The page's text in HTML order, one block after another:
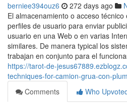
berniee394ouz6 272 days ago
El almacenamiento o acceso
perfiles de usuario para enviar
usuario en una Web o en varias
similares. De manera typical los
trabajan en conjunto para el
https://tarot-de-
techniques-for-camion-grua-con-
Comments
Who